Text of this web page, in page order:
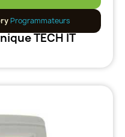
Programmateurs
TECH IT